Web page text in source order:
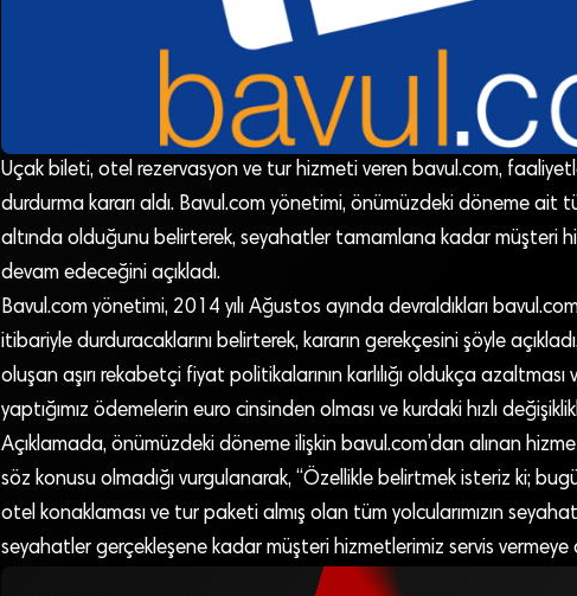
Uçak bileti, otel rezervasyon ve tur hizmeti veren bavul.com,
durdurma kararı aldı. Bavul.com yönetimi, önümüzdeki döneme ait
altında olduğunu belirterek, seyahatler tamamlana kadar müşteri
devam edeceğini açıkladı.
Bavul.com yönetimi, 2014 yılı Ağustos ayında devraldıkları
itibariyle durduracaklarını belirterek, kararın gerekçesini şöyle
oluşan aşırı rekabetçi fiyat politikalarının karlılığı oldukça
yaptığımız ödemelerin euro cinsinden olması ve kurdaki hızlı
Açıklamada, önümüzdeki döneme ilişkin bavul.com’dan alınan
söz konusu olmadığı vurgulanarak, “Özellikle belirtmek isteriz ki;
otel konaklaması ve tur paketi almış olan tüm yolcularımızın
seyahatler gerçekleşene kadar müşteri hizmetlerimiz servis